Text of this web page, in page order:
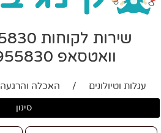
שירות לקוחות 050-3955830
וואטסאפ 050-3955830
עגלות וטיולונים / האכלה והרגעה
סינון